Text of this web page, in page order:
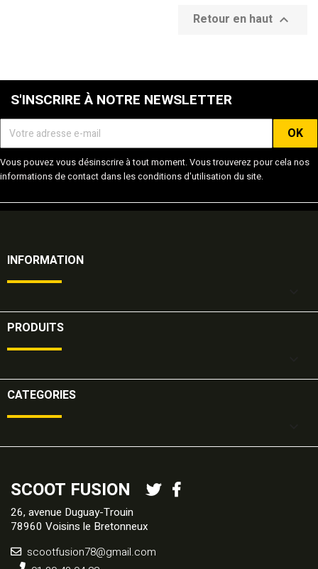
Retour en haut 
S'INSCRIRE À NOTRE NEWSLETTER
Vous pouvez vous désinscrire à tout moment. Vous trouverez pour cela nos
informations de contact dans les conditions d'utilisation du site.
INFORMATION
PRODUITS
CATEGORIES
SCOOT FUSION
26, avenue Duguay-Trouin
78960 Voisins le Bretonneux
scootfusion78@gmail.com